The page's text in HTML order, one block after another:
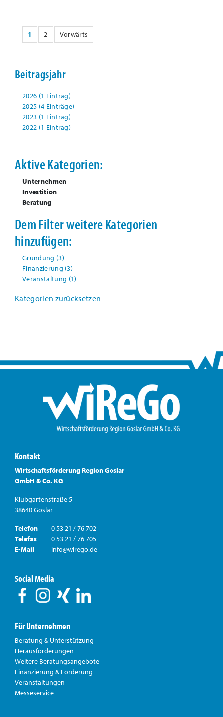
1 2 Vorwärts
Beitragsjahr
2026 (1 Eintrag)
2025 (4 Einträge)
2023 (1 Eintrag)
2022 (1 Eintrag)
Aktive Kategorien:
Unternehmen
Investition
Beratung
Dem Filter weitere Kategorien
hinzufügen:
Gründung (3)
Finanzierung (3)
Veranstaltung (1)
Kategorien zurücksetzen
Kontakt
Wirtschaftsförderung Region Goslar
GmbH & Co. KG
Klubgartenstraße 5
38640 Goslar
Telefon
0 53 21 / 76 702
Telefax
0 53 21 / 76 705
E-Mail
info@wirego.de
Social Media
Für Unternehmen
Beratung & Unterstützung
Herausforderungen
Weitere Beratungsangebote
Finanzierung & Förderung
Veranstaltungen
Messeservice